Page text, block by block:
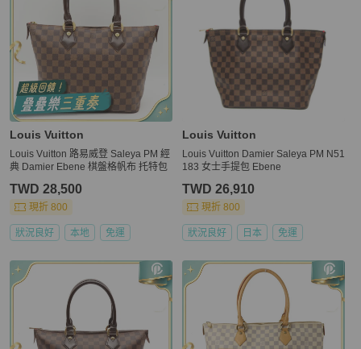
Louis Vuitton
Louis Vuitton 路易威登 Saleya PM 經
典 Damier Ebene 棋盤格帆布 托特包
TWD 28,500
現折 800
狀況良好 本地 免運
Louis Vuitton
Louis Vuitton Damier Saleya PM N51
183 女士手提包 Ebene
TWD 26,910
現折 800
狀況良好 日本 免運